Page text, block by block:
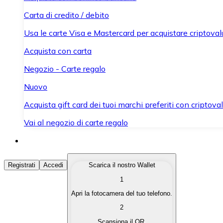
Carta di credito / debito
Usa le carte Visa e Mastercard per acquistare
Acquista con carta
Negozio - Carte regalo
Nuovo
Acquista gift card dei tuoi marchi preferiti con
Vai al negozio di carte regalo
Acquista Criptovalute
Acquista le criptovalute che ti interessano in modo
Converti le tue criptovalute in valuta fiat quando ne hai
Registrati Accedi
Scarica il nostro Wallet
1
Apri la fotocamera del tuo telefono.
2